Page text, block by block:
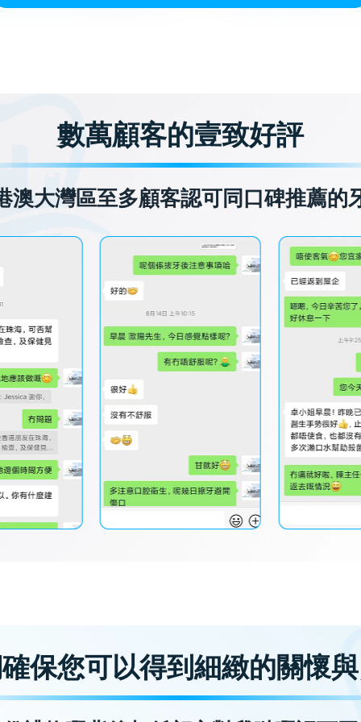
數萬顧客的壹致好評
澳大灣區至多顧客認可同口碑推薦的
保您可以得到細緻的關懷